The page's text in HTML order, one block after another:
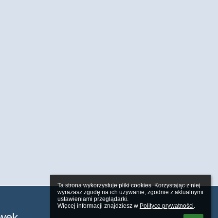
Ta strona wykorzystuje pliki cookies. Korzystając z niej
wyrażasz zgodę na ich używanie, zgodnie z aktualnymi
ustawieniami przeglądarki.
Więcej informacji znajdziesz w Polityce prywatności.